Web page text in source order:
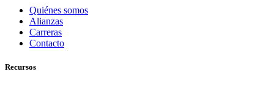
Quiénes somos
Alianzas
Carreras
Contacto
Recursos